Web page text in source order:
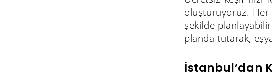
oluşturuyoruz. Her
şekilde
planda tutarak,
İstanbul’dan